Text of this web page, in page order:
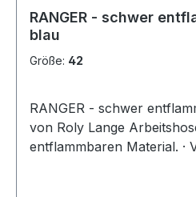
RANGER - schwer
blau
Größe: 42
RANGER - schwer
von Roly Lange Arbeitshose aus schwer
entflammbaren Material. · Verstellbarer